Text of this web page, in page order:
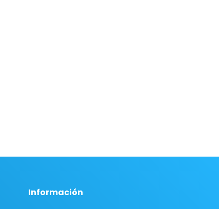
Información